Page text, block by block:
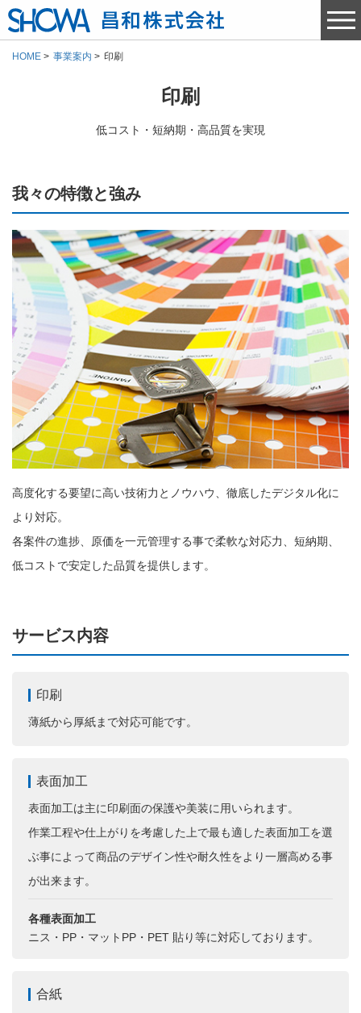
HOME 事業案内 印刷
印刷
低コスト・短納期・高品質を実現
我々の特徴と強み
高度化する要望に高い技術力とノウハウ、徹底したデジタル化に
より対応。
各案件の進捗、原価を一元管理する事で柔軟な対応力、短納期、
低コストで安定した品質を提供します。
サービス内容
印刷
薄紙から厚紙まで対応可能です。
表面加工
表面加工は主に印刷面の保護や美装に用いられます。
作業工程や仕上がりを考慮した上で最も適した表面加工を選
ぶ事によって商品のデザイン性や耐久性をより一層高める事
が出来ます。
各種表面加工
ニス・PP・マットPP・PET 貼り等に対応しております。
合紙